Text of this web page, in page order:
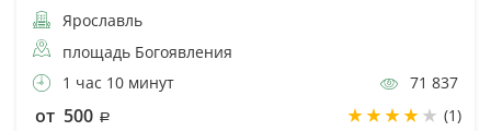
Ярославль
площадь Богоявления
1 час 10 минут
71 837
от 500 (1)